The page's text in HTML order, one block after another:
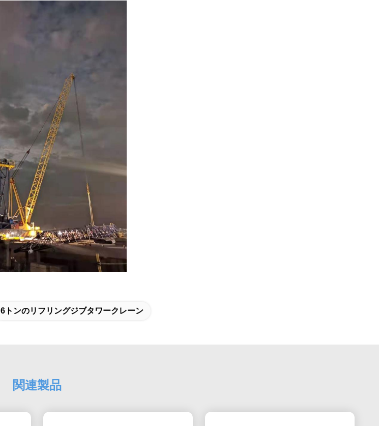
6トンのリフリングジブタワークレーン
関連製品